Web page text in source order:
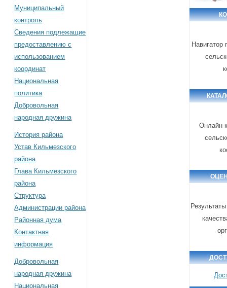
Муниципальный
контроль
Сведения подлежащие
предоставлению с
использованием
координат
Национальная
политика
Добровольная
народная дружина
История района
Устав Кильмезского
района
Глава Кильмезского
района
Структура
Администрации района
Районная дума
Контактная
информация
Добровольная
народная дружина
Национальная
Онлайн-